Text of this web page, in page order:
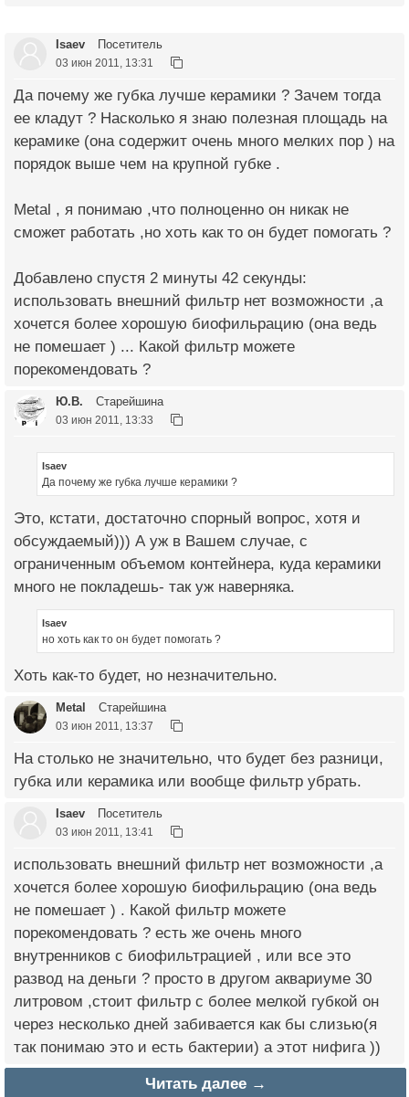
Isaev Посетитель
03 июн 2011, 13:31
Да почему же губка лучше керамики ? Зачем тогда
ее кладут ? Насколько я знаю полезная площадь на
керамике (она содержит очень много мелких пор ) на
порядок выше чем на крупной губке .
Metal , я понимаю ,что полноценно он никак не
сможет работать ,но хоть как то он будет помогать ?
Добавлено спустя 2 минуты 42 секунды:
использовать внешний фильтр нет возможности ,а
хочется более хорошую биофильрацию (она ведь
не помешает ) ... Какой фильтр можете
порекомендовать ?
Ю.В. Старейшина
03 июн 2011, 13:33
Isaev
Да почему же губка лучше керамики ?
Это, кстати, достаточно спорный вопрос, хотя и
обсуждаемый))) А уж в Вашем случае, с
ограниченным объемом контейнера, куда керамики
много не покладешь- так уж наверняка.
Isaev
но хоть как то он будет помогать ?
Хоть как-то будет, но незначительно.
Metal Старейшина
03 июн 2011, 13:37
На столько не значительно, что будет без разници,
губка или керамика или вообще фильтр убрать.
Isaev Посетитель
03 июн 2011, 13:41
использовать внешний фильтр нет возможности ,а
хочется более хорошую биофильрацию (она ведь
не помешает ) . Какой фильтр можете
порекомендовать ? есть же очень много
внутренников с биофильтрацией , или все это
развод на деньги ? просто в другом аквариуме 30
литровом ,стоит фильтр с более мелкой губкой он
через несколько дней забивается как бы слизью(я
так понимаю это и есть бактерии) а этот нифига ))
Читать далее →